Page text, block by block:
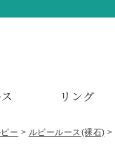
リング
ー ルビールース(裸石)